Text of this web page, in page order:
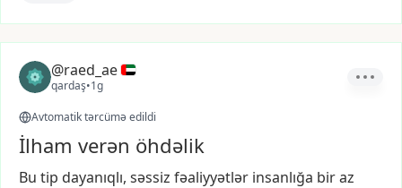
@raed_ae
qardaş•1g
Avtomatik tərcümə edildi
İlham verən öhdəlik
Bu tip dayanıqlı, səssiz fəaliyyətlər insanlığa biraz